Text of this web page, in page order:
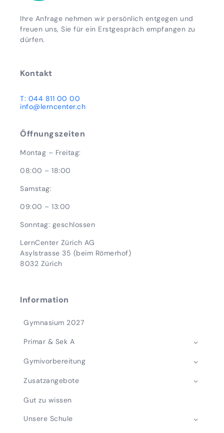
Ihre Anfrage nehmen wir persönlich entgegen und
freuen uns, Sie für ein Erstgespräch empfangen zu
dürfen.
Kontakt
T: 044 811 00 00
info@lerncenter.ch
Öffnungszeiten
Montag – Freitag:
08:00 – 18:00
Samstag:
09:00 – 13:00
Sonntag: geschlossen
LernCenter Zürich AG
Asylstrasse 35 (beim Römerhof)
8032 Zürich
Information
Gymnasium 2027
Primar & Sek A
Gymivorbereitung
Zusatzangebote
Gut zu wissen
Unsere Schule